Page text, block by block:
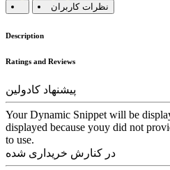
نظرات کاربران
Description
Ratings and Reviews
پیشنهاد کادولین
Your Dynamic Snippet will be
displayed because youy did not
to use.
در کنارش خریداری شده